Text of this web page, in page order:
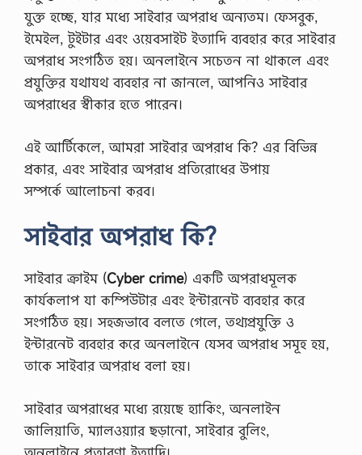
যুক্ত হচ্ছে, যার মধ্যে সাইবার অপরাধ অন্যতম। ফেসবুক,
ইমেইল, টুইটার এবং ওয়েবসাইট ইত্যাদি ব্যবহার করে সাইবার
অপরাধ সংগঠিত হয়। অনলাইনে সচেতন না থাকলে এবং
প্রযুক্তির যথাযথ ব্যবহার না জানলে, আপনিও সাইবার
অপরাধের স্বীকার হতে পারেন।
এই আর্টিকেলে, আমরা সাইবার অপরাধ কি? এর বিভিন্ন
প্রকার, এবং সাইবার অপরাধ প্রতিরোধের উপায়
সম্পর্কে আলোচনা করব।
সাইবার অপরাধ কি?
সাইবার ক্রাইম (Cyber crime) একটি অপরাধমূলক
কার্যকলাপ যা কম্পিউটার এবং ইন্টারনেট ব্যবহার করে
সংগঠিত হয়। সহজভাবে বলতে গেলে, তথ্যপ্রযুক্তি ও
ইন্টারনেট ব্যবহার করে অনলাইনে যেসব অপরাধ সমূহ হয়,
তাকে সাইবার অপরাধ বলা হয়।
সাইবার অপরাধের মধ্যে রয়েছে হ্যাকিং, অনলাইন
জালিয়াতি, ম্যালওয়্যার ছড়ানো, সাইবার বুলিং,